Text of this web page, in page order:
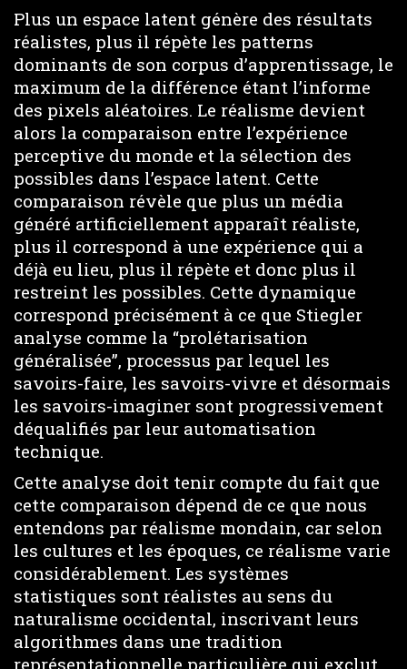
Plus un espace latent génère des résultats
réalistes, plus il répète les patterns
dominants de son corpus d’apprentissage, le
maximum de la différence étant l’informe
des pixels aléatoires. Le réalisme devient
alors la comparaison entre l’expérience
perceptive du monde et la sélection des
possibles dans l’espace latent. Cette
comparaison révèle que plus un média
généré artificiellement apparaît réaliste,
plus il correspond à une expérience qui a
déjà eu lieu, plus il répète et donc plus il
restreint les possibles. Cette dynamique
correspond précisément à ce que Stiegler
analyse comme la “prolétarisation
généralisée”, processus par lequel les
savoirs-faire, les savoirs-vivre et désormais
les savoirs-imaginer sont progressivement
déqualifiés par leur automatisation
technique.
Cette analyse doit tenir compte du fait que
cette comparaison dépend de ce que nous
entendons par réalisme mondain, car selon
les cultures et les époques, ce réalisme varie
considérablement. Les systèmes
statistiques sont réalistes au sens du
naturalisme occidental, inscrivant leurs
algorithmes dans une tradition
représentationnelle particulière qui exclut